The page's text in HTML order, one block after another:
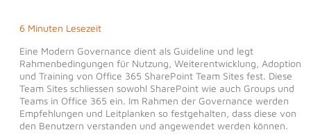
6 Minuten Lesezeit
Eine Modern Governance dient als Guideline und legt
Rahmenbedingungen für Nutzung, Weiterentwicklung, Adoption
und Training von Office 365 SharePoint Team Sites fest. Diese
Team Sites schliessen sowohl SharePoint wie auch Groups und
Teams in Office 365 ein. Im Rahmen der Governance werden
Empfehlungen und Leitplanken so festgehalten, dass diese von
den Benutzern verstanden und angewendet werden können.